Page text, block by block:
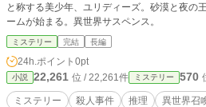
と称する美少年、ユリディーズ。砂漠と夜の
ームが始まる。異世界サスペンス。
ミステリー 完結 長編
24h.ポイント 0pt
小説 22,261 位 / 22,261件 ミステリー 570
ミステリー 殺人事件 推理 異世界召